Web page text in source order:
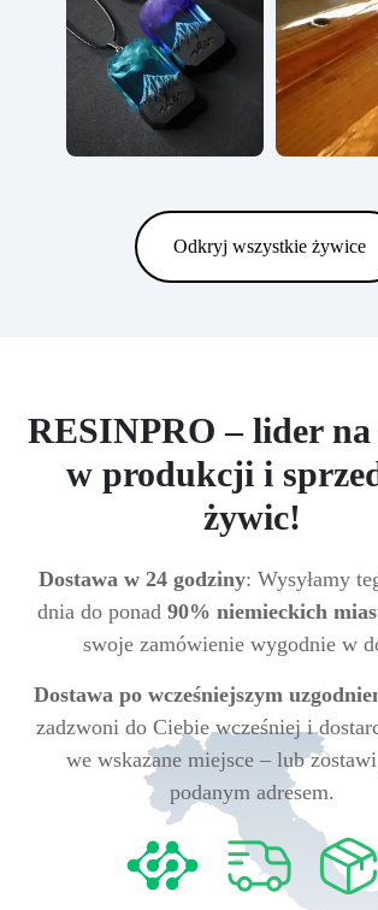
Odkryj wszystkie żywice
RESINPRO – lider
w produkcji i
żywic!
Dostawa w 24 godziny: Wysyłamy
dnia do ponad 90% niemieckich
swoje zamówienie wygodnie w
Dostawa po wcześniejszym
zadzwoni do Ciebie wcześniej i
we wskazane miejsce – lub
podanym adresem.